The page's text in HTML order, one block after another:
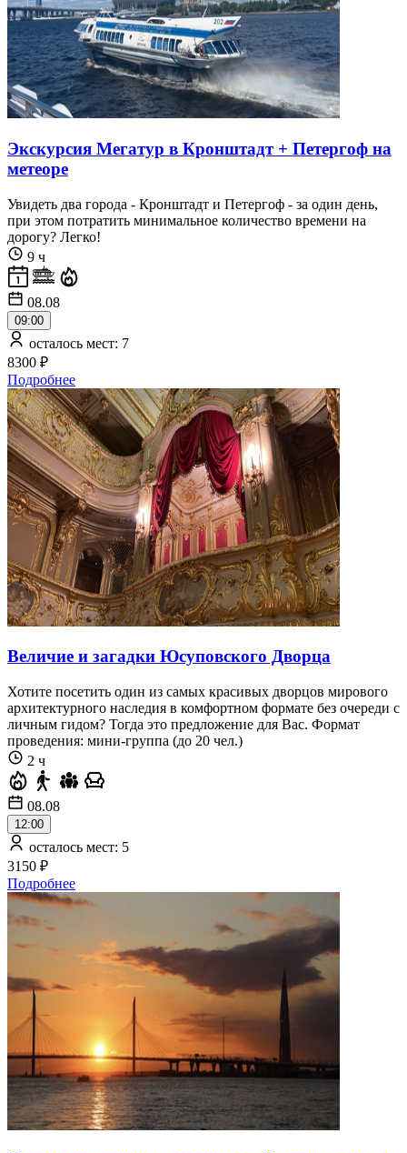
Экскурсия Мегатур в Кронштадт + Петергоф на
метеоре
Увидеть два города - Кронштадт и Петергоф - за один день,
при этом потратить минимальное количество времени на
дорогу? Легко!
9 ч
08.08
09:00
осталось мест: 7
8300 ₽
Подробнее
Величие и загадки Юсуповского Дворца
Хотите посетить один из самых красивых дворцов мирового
архитектурного наследия в комфортном формате без очереди с
личным гидом? Тогда это предложение для Вас. Формат
проведения: мини-группа (до 20 чел.)
2 ч
08.08
12:00
осталось мест: 5
3150 ₽
Подробнее